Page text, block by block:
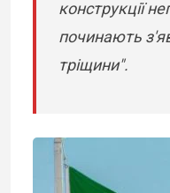
конструкції
починають
тріщини".